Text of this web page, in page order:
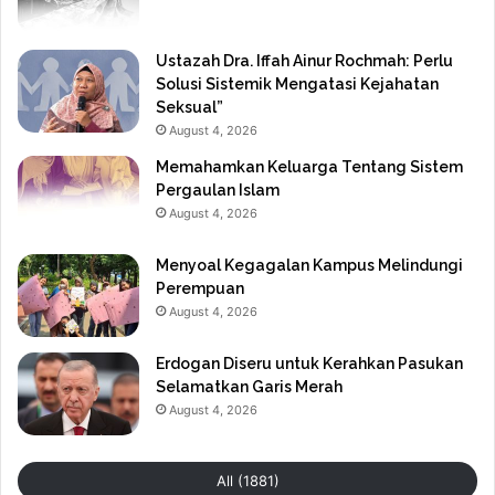
Ustazah Dra. Iffah Ainur Rochmah: Perlu
Solusi Sistemik Mengatasi Kejahatan
Seksual”
August 4, 2026
Memahamkan Keluarga Tentang Sistem
Pergaulan Islam
August 4, 2026
Menyoal Kegagalan Kampus Melindungi
Perempuan
August 4, 2026
Erdogan Diseru untuk Kerahkan Pasukan
Selamatkan Garis Merah
August 4, 2026
All (1881)